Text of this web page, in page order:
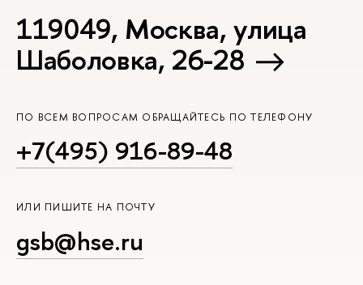
119049, Москва, улица
Шаболовка, 26-28
ПО ВСЕМ ВОПРОСАМ ОБРАЩАЙТЕСЬ ПО ТЕЛЕФОНУ
+7(495) 916-89-48
ИЛИ ПИШИТЕ НА ПОЧТУ
gsb@hse.ru